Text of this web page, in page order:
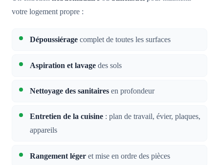
votre logement propre :
Dépoussiérage complet de toutes les surfaces
Aspiration et lavage des sols
Nettoyage des sanitaires en profondeur
Entretien de la cuisine : plan de travail, évier, plaques,
appareils
Rangement léger et mise en ordre des pièces